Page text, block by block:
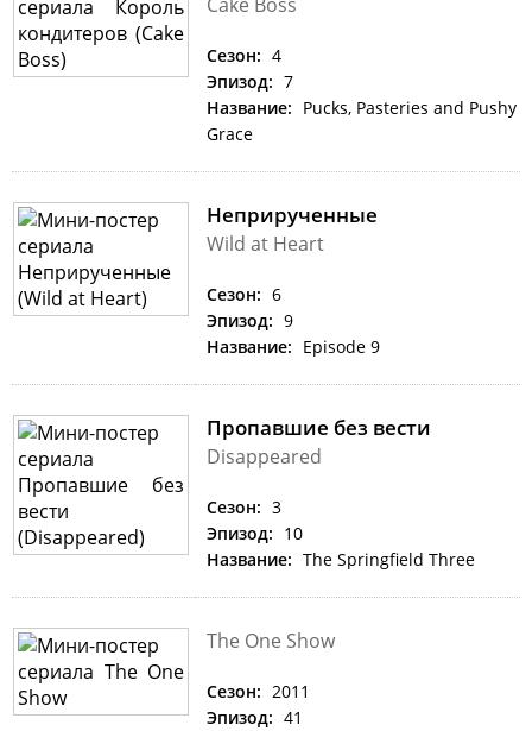
Сезон: 4
Эпизод: 7
Название: Pucks, Pasteries and Pushy
Grace
Неприрученные
Wild at Heart
Сезон: 6
Эпизод: 9
Название: Episode 9
Пропавшие без вести
Disappeared
Сезон: 3
Эпизод: 10
Название: The Springfield Three
The One Show
Сезон: 2011
Эпизод: 41